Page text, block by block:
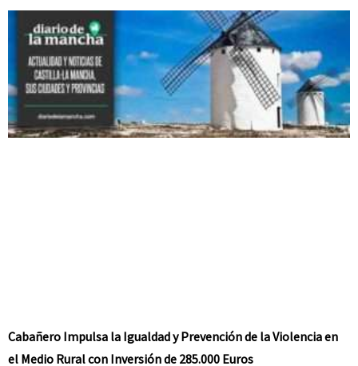
Cabañero Impulsa la Igualdad y Prevención de la Violencia en
el Medio Rural con Inversión de 285.000 Euros